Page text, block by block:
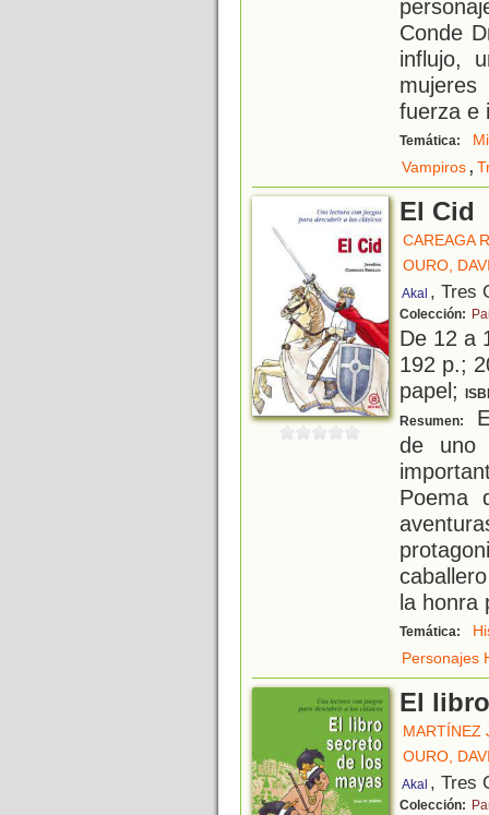
Conde
influjo,
fuerza e
Temática:
Vampiros,
El Cid
CAREAGA
OURO,
Akal , Tres
Colección:
De 12 a
192 p.;
papel;
Resumen:
de uno
Poema
la honra
Temática:
Personajes
El
MARTÍNEZ
OURO,
Akal , Tres
Colección: